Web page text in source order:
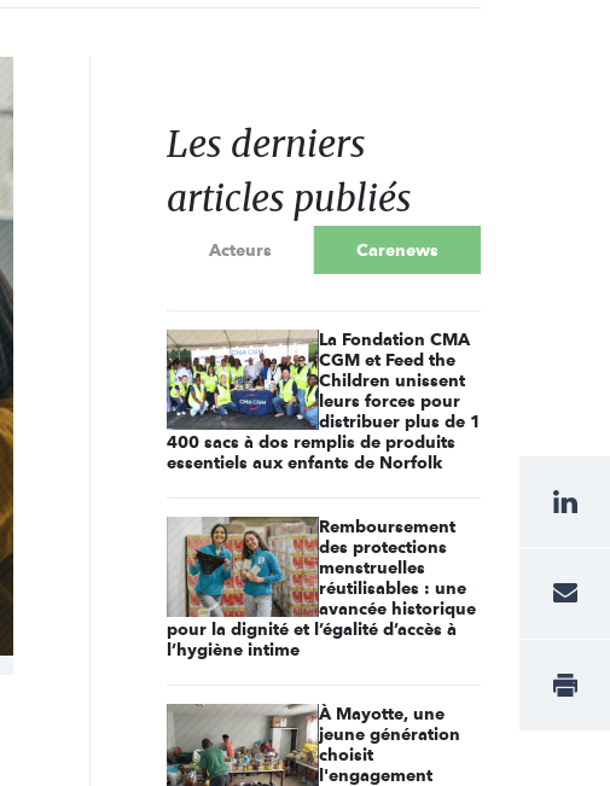
Les derniers
articles publiés
Acteurs Carenews
La Fondation CMA
CGM et Feed the
Children unissent
leurs forces pour
distribuer plus de 1
400 sacs à dos remplis de produits
essentiels aux enfants de Norfolk
Remboursement
des protections
menstruelles
réutilisables : une
avancée historique
pour la dignité et l’égalité d’accès à
l’hygiène intime
À Mayotte, une
jeune génération
choisit
l'engagement